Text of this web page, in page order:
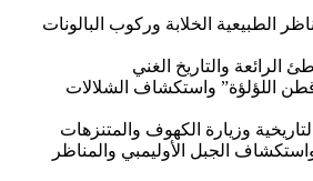
الطبيعية الخلابة وركوب البالونات
الرائعة والتاريخ الغني
اللؤلؤة” واستكشاف الشلالات
وزيارة الكهوف والمتنزهات
الجبل الأوليمبي والمناظر